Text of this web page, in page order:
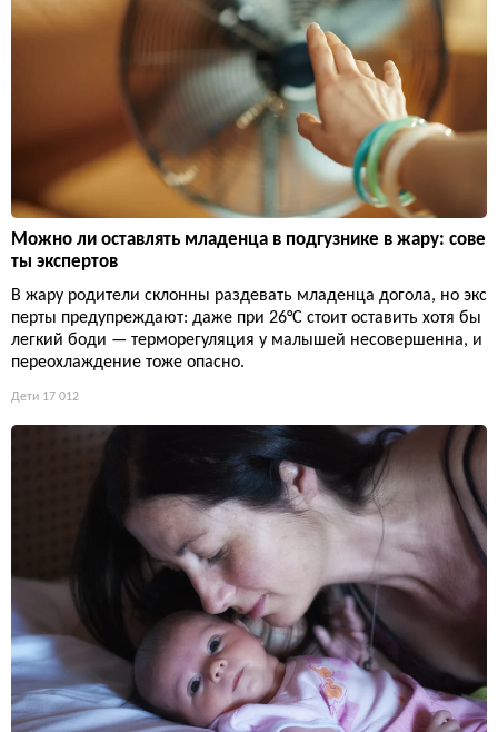
Можно ли оставлять младенца в подгузнике в жару: сове
ты экспертов
В жару родители склонны раздевать младенца догола, но экс
перты предупреждают: даже при 26°C стоит оставить хотя бы
легкий боди — терморегуляция у малышей несовершенна, и
переохлаждение тоже опасно.
Дети 17 012